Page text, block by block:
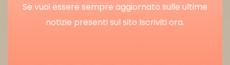
Se vuoi essere sempre aggiornato sulle ultime
notizie presenti sul sito Iscriviti ora.